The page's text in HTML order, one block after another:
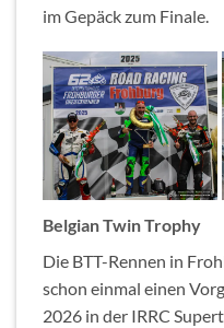
im Gepäck zum Finale.
Belgian Twin Trophy
Die BTT-Rennen in
schon einmal einen
2026 in der IRRC